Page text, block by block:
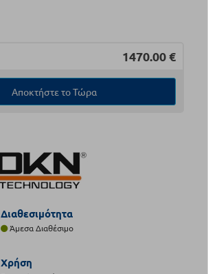
1470.00 €
Αποκτήστε το Τώρα
Διαθεσιμότητα
Άμεσα Διαθέσιμο
Χρήση